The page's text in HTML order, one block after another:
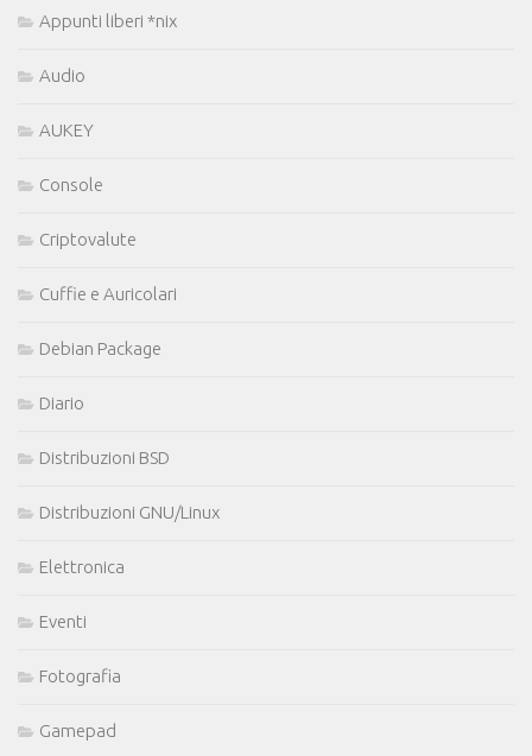
Appunti liberi *nix
Audio
AUKEY
Console
Criptovalute
Cuffie e Auricolari
Debian Package
Diario
Distribuzioni BSD
Distribuzioni GNU/Linux
Elettronica
Eventi
Fotografia
Gamepad